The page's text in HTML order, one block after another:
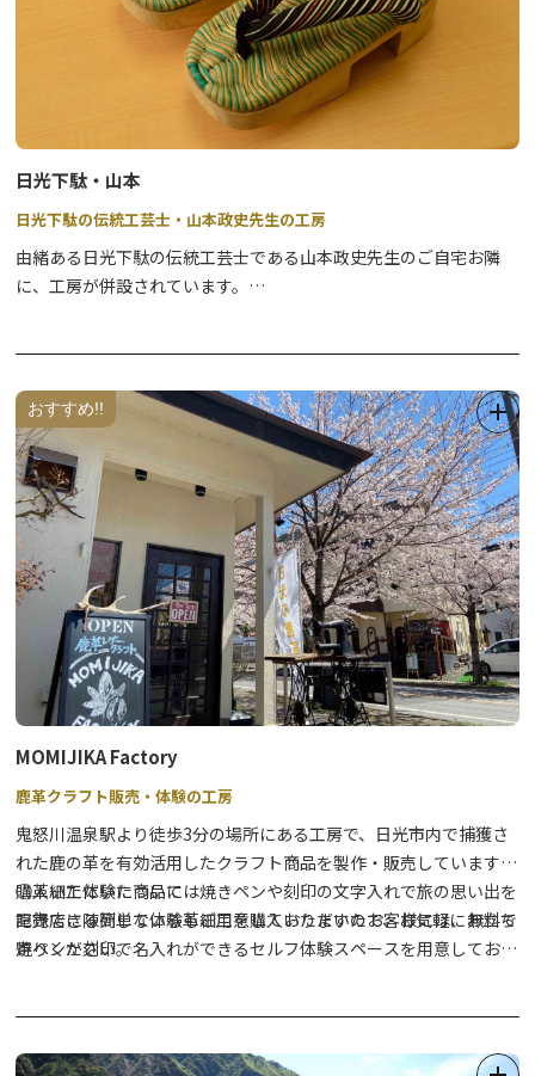
●初心者向けバードウォッチングツアー
奥日光で見られる鳥を探しながら自然を楽しむツアーです。
※双眼鏡のレンタル込み
●奥日光登山ツアー
資格を持つプロのガイドと行く、安心安全の登山ツアーです。
●スノーシューツアー
奥日光のパウダースノーを楽しむ、話題のスノーシューツアーで
す。
す。
詳細は、公式WEBサイトをご確認ください。
＜団体向け＞
●環境教育プログラム
自然保護を目的に駆除される鹿の革を有効活用したクラフト体験を
通じて、環境保全を考えるプログラムです。
※～120名、詳細は添付PDFよりご確認ください。
日光下駄・山本
日光下駄の伝統工芸士・山本政史先生の工房
由緒ある日光下駄の伝統工芸士である山本政史先生のご自宅お隣
に、工房が併設されています。
しょうか。
おすすめ!!
MOMIJIKA Factory
鹿革クラフト販売・体験の工房
鬼怒川温泉駅より徒歩3分の場所にある工房で、日光市内で捕獲さ
れた鹿の革を有効活用したクラフト商品を製作・販売しています。
購入いただいた商品には焼きペンや刻印の文字入れで旅の思い出を
記録できる簡単な体験もご用意しておりますので、お気軽にお立ち
寄りください。
◯革細工体験について
直売店に陳列している革細工を購入いただいたお客様には、無料で
焼ペンか刻印で名入れができるセルフ体験スペースを用意しており